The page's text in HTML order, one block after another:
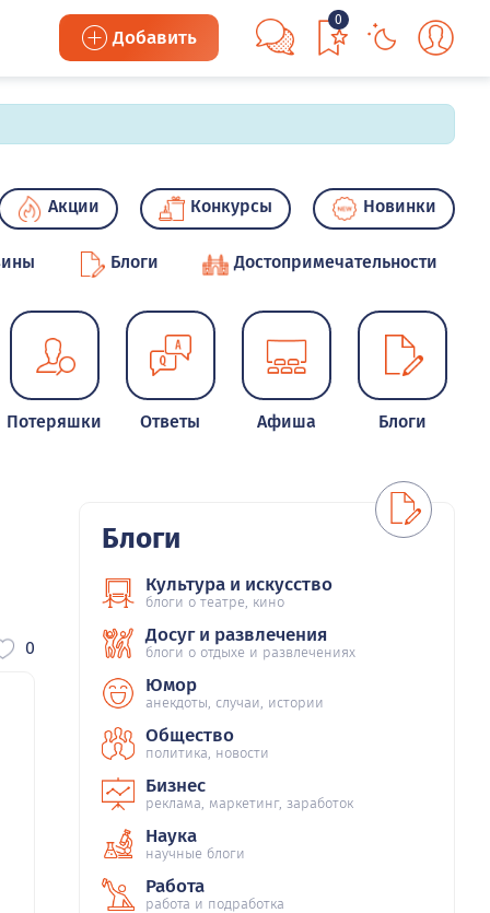
Добавить
0
Акции Конкурсы Новинки
Блоги Достопримечательности
Потеряшки Ответы Афиша Блоги
0
Блоги
Культура и искусство
блоги о театре, кино
Досуг и развлечения
блоги о отдыхе и развлечениях
Юмор
анекдоты, случаи, истории
Общество
политика, новости
Бизнес
реклама, маркетинг, заработок
Наука
научные блоги
Работа
работа и подработка